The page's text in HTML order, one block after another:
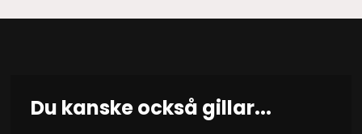
Du kanske också gillar...